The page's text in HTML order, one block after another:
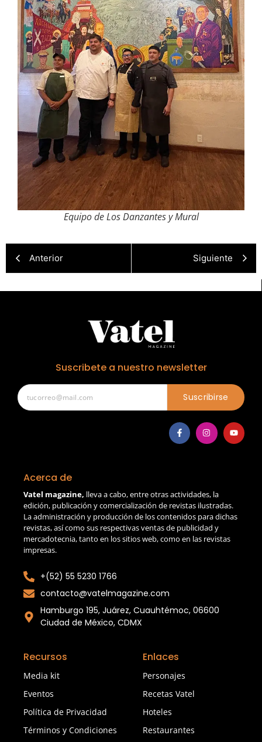
Equipo de Los Danzantes y Mural
Anterior Siguiente
Suscribete a nuestro newsletter
Suscribirse
Acerca de
Vatel magazine, lleva a cabo, entre otras actividades, la
edición, publicación y comercialización de revistas ilustradas.
La administración y producción de los contenidos para dichas
revistas, así como sus respectivas ventas de publicidad y
mercadotecnia, tanto en los sitios web, como en las revistas
impresas.
+(52) 55 5230 1766
contacto@vatelmagazine.com
Hamburgo 195, Juárez, Cuauhtémoc, 06600
Ciudad de México, CDMX
Recursos
Media kit
Eventos
Política de Privacidad
Términos y Condiciones
Enlaces
Personajes
Recetas Vatel
Hoteles
Restaurantes